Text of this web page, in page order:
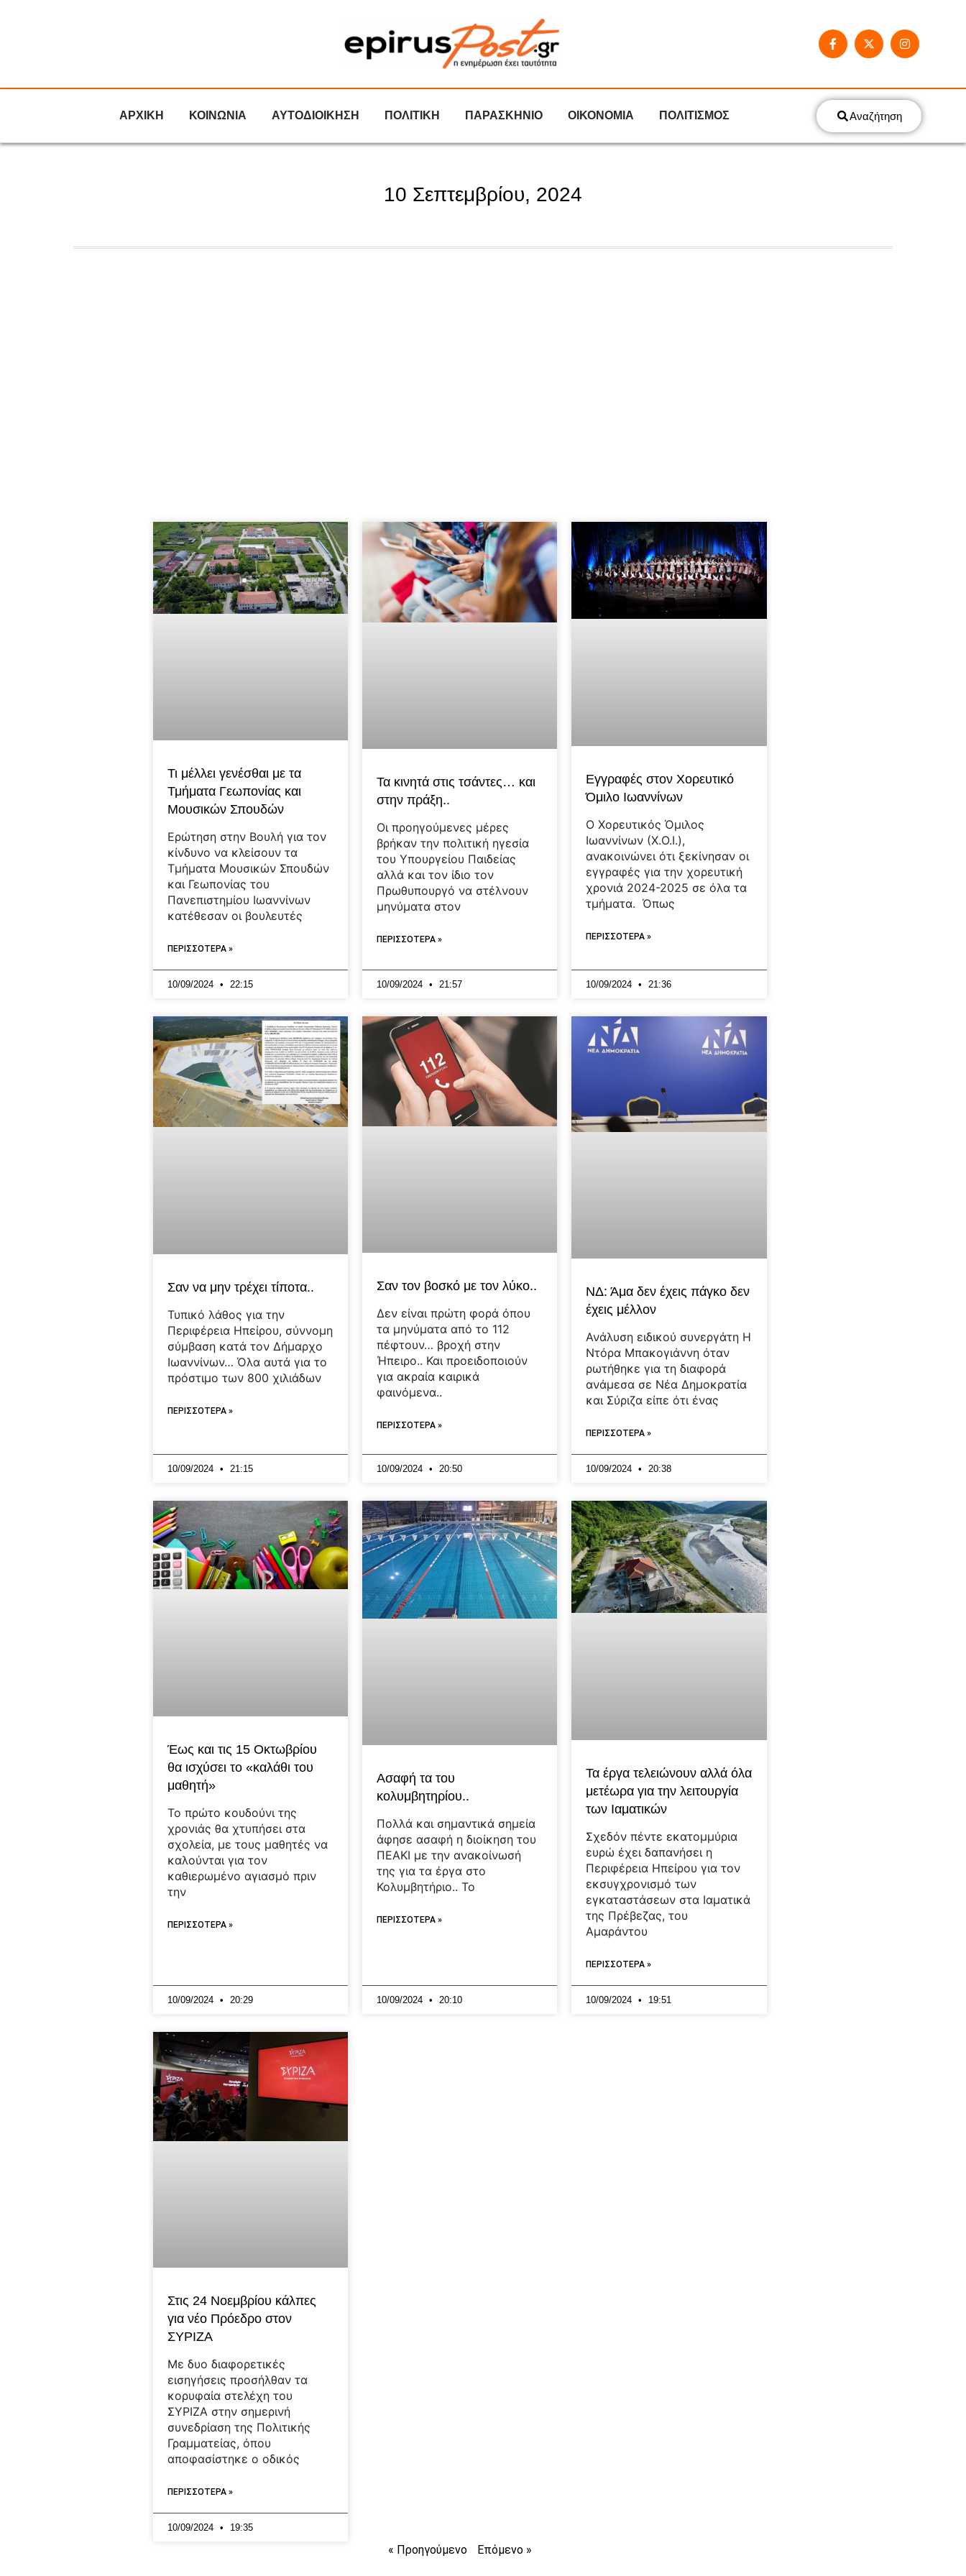
ΑΡΧΙΚΗ ΚΟΙΝΩΝΙΑ ΑΥΤΟΔΙΟΙΚΗΣΗ ΠΟΛΙΤΙΚΗ ΠΑΡΑΣΚΗΝΙΟ ΟΙΚΟΝΟΜΙΑ ΠΟΛΙΤΙΣΜΟΣ Αναζήτηση
10 Σεπτεμβρίου, 2024
Τι μέλλει γενέσθαι με τα
Τμήματα Γεωπονίας και
Μουσικών Σπουδών
Ερώτηση στην Βουλή για τον
κίνδυνο να κλείσουν τα
Τμήματα Μουσικών Σπουδών
και Γεωπονίας του
Πανεπιστημίου Ιωαννίνων
κατέθεσαν οι βουλευτές
ΠΕΡΙΣΣΟΤΕΡΑ »
10/09/2024 22:15
Τα κινητά στις τσάντες… και
στην πράξη..
Οι προηγούμενες μέρες
βρήκαν την πολιτική ηγεσία
του Υπουργείου Παιδείας
αλλά και τον ίδιο τον
Πρωθυπουργό να στέλνουν
μηνύματα στον
ΠΕΡΙΣΣΟΤΕΡΑ »
10/09/2024 21:57
Εγγραφές στον Χορευτικό
Όμιλο Ιωαννίνων
Ο Χορευτικός Όμιλος
Ιωαννίνων (Χ.Ο.Ι.),
ανακοινώνει ότι ξεκίνησαν οι
εγγραφές για την χορευτική
χρονιά 2024-2025 σε όλα τα
τμήματα. Όπως
ΠΕΡΙΣΣΟΤΕΡΑ »
10/09/2024 21:36
Σαν να μην τρέχει τίποτα..
Τυπικό λάθος για την
Περιφέρεια Ηπείρου, σύννομη
σύμβαση κατά τον Δήμαρχο
Ιωαννίνων… Όλα αυτά για το
πρόστιμο των 800 χιλιάδων
ΠΕΡΙΣΣΟΤΕΡΑ »
10/09/2024 21:15
Σαν τον βοσκό με τον λύκο..
Δεν είναι πρώτη φορά όπου
τα μηνύματα από το 112
πέφτουν… βροχή στην
Ήπειρο.. Και προειδοποιούν
για ακραία καιρικά
φαινόμενα..
ΠΕΡΙΣΣΟΤΕΡΑ »
10/09/2024 20:50
ΝΔ: Άμα δεν έχεις πάγκο δεν
έχεις μέλλον
Ανάλυση ειδικού συνεργάτη Η
Ντόρα Μπακογιάννη όταν
ρωτήθηκε για τη διαφορά
ανάμεσα σε Νέα Δημοκρατία
και Σύριζα είπε ότι ένας
ΠΕΡΙΣΣΟΤΕΡΑ »
10/09/2024 20:38
Έως και τις 15 Οκτωβρίου
θα ισχύσει το «καλάθι του
μαθητή»
Το πρώτο κουδούνι της
χρονιάς θα χτυπήσει στα
σχολεία, με τους μαθητές να
καλούνται για τον
καθιερωμένο αγιασμό πριν
την
ΠΕΡΙΣΣΟΤΕΡΑ »
10/09/2024 20:29
Ασαφή τα του
κολυμβητηρίου..
Πολλά και σημαντικά σημεία
άφησε ασαφή η διοίκηση του
ΠΕΑΚΙ με την ανακοίνωσή
της για τα έργα στο
Κολυμβητήριο.. Το
ΠΕΡΙΣΣΟΤΕΡΑ »
10/09/2024 20:10
Τα έργα τελειώνουν αλλά όλα
μετέωρα για την λειτουργία
των Ιαματικών
Σχεδόν πέντε εκατομμύρια
ευρώ έχει δαπανήσει η
Περιφέρεια Ηπείρου για τον
εκσυγχρονισμό των
εγκαταστάσεων στα Ιαματικά
της Πρέβεζας, του
Αμαράντου
ΠΕΡΙΣΣΟΤΕΡΑ »
10/09/2024 19:51
Στις 24 Νοεμβρίου κάλπες
για νέο Πρόεδρο στον
ΣΥΡΙΖΑ
Με δυο διαφορετικές
εισηγήσεις προσήλθαν τα
κορυφαία στελέχη του
ΣΥΡΙΖΑ στην σημερινή
συνεδρίαση της Πολιτικής
Γραμματείας, όπου
αποφασίστηκε ο οδικός
ΠΕΡΙΣΣΟΤΕΡΑ »
10/09/2024 19:35
« Προηγούμενο Επόμενο »